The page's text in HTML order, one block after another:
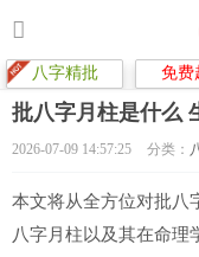
八字精批 免费
批八字月柱是什么
2026-07-09 14:57:25 分类：
本文将从全方位对批八
八字月柱以及其在命理